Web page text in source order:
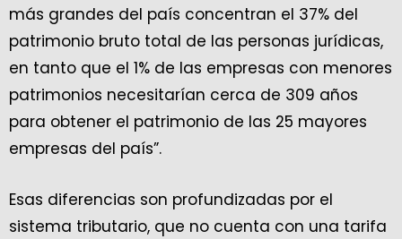
más grandes del país concentran el 37% del
patrimonio bruto total de las personas jurídicas,
en tanto que el 1% de las empresas con menores
patrimonios necesitarían cerca de 309 años
para obtener el patrimonio de las 25 mayores
empresas del país”.
Esas diferencias son profundizadas por el
sistema tributario, que no cuenta con una tarifa